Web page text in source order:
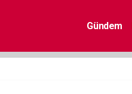
Gündem